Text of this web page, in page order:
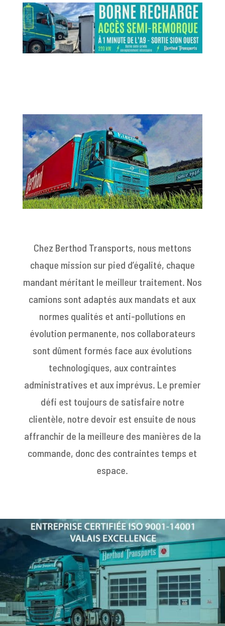
Chez Berthod Transports, nous mettons
chaque mission sur pied d’égalité, chaque
mandant méritant le meilleur traitement. Nos
camions sont adaptés aux mandats et aux
normes qualités et anti-pollutions en
évolution permanente, nos collaborateurs
sont dûment formés face aux évolutions
technologiques, aux contraintes
administratives et aux imprévus. Le premier
défi est toujours de satisfaire notre
clientèle, notre devoir est ensuite de nous
affranchir de la meilleure des manières de la
commande, donc des contraintes temps et
espace.